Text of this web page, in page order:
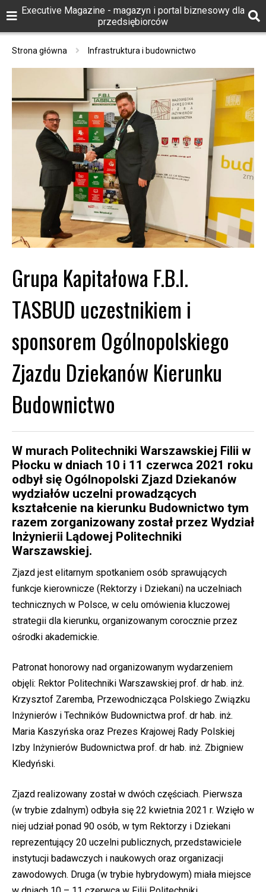
Executive Magazine - magazyn i portal biznesowy dla
przedsiębiorców
Strona główna Infrastruktura i budownictwo
Grupa Kapitałowa F.B.I.
TASBUD uczestnikiem i
sponsorem Ogólnopolskiego
Zjazdu Dziekanów Kierunku
Budownictwo
W murach Politechniki Warszawskiej Filii w
Płocku w dniach 10 i 11 czerwca 2021 roku
odbył się Ogólnopolski Zjazd Dziekanów
wydziałów uczelni prowadzących
kształcenie na kierunku Budownictwo tym
razem zorganizowany został przez Wydział
Inżynierii Lądowej Politechniki
Warszawskiej.
Zjazd jest elitarnym spotkaniem osób sprawujących
funkcje kierownicze (Rektorzy i Dziekani) na uczelniach
technicznych w Polsce, w celu omówienia kluczowej
strategii dla kierunku, organizowanym corocznie przez
ośrodki akademickie.
Patronat honorowy nad organizowanym wydarzeniem
objęli: Rektor Politechniki Warszawskiej prof. dr hab. inż.
Krzysztof Zaremba, Przewodnicząca Polskiego Związku
Inżynierów i Techników Budownictwa prof. dr hab. inż.
Maria Kaszyńska oraz Prezes Krajowej Rady Polskiej
Izby Inżynierów Budownictwa prof. dr hab. inż. Zbigniew
Kledyński.
Zjazd realizowany został w dwóch częściach. Pierwsza
(w trybie zdalnym) odbyła się 22 kwietnia 2021 r. Wzięło w
niej udział ponad 90 osób, w tym Rektorzy i Dziekani
reprezentujący 20 uczelni publicznych, przedstawiciele
instytucji badawczych i naukowych oraz organizacji
zawodowych. Druga (w trybie hybrydowym) miała miejsce